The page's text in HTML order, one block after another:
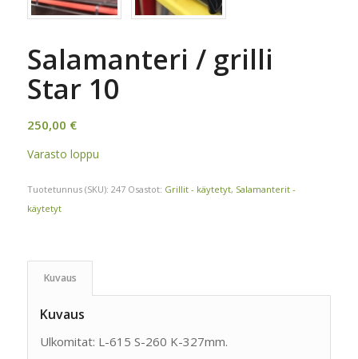
Salamanteri / grilli
Star 10
250,00 €
Varasto loppu
Tuotetunnus (SKU): 247 Osastot: Grillit - käytetyt, Salamanterit -
käytetyt
Kuvaus
Kuvaus
Ulkomitat: L-615 S-260 K-327mm.